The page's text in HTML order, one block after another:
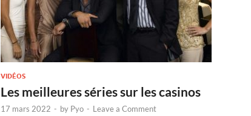
VIDÉOS
Les meilleures séries sur les casinos
17 mars 2022 - by Pyo - Leave a Comment